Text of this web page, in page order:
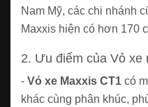
Nam Mỹ, các chi nhánh
Maxxis hiện có hơn 170
2. Ưu điểm của Vỏ xe
- Vỏ xe Maxxis CT1 có
khác cùng phân khúc,